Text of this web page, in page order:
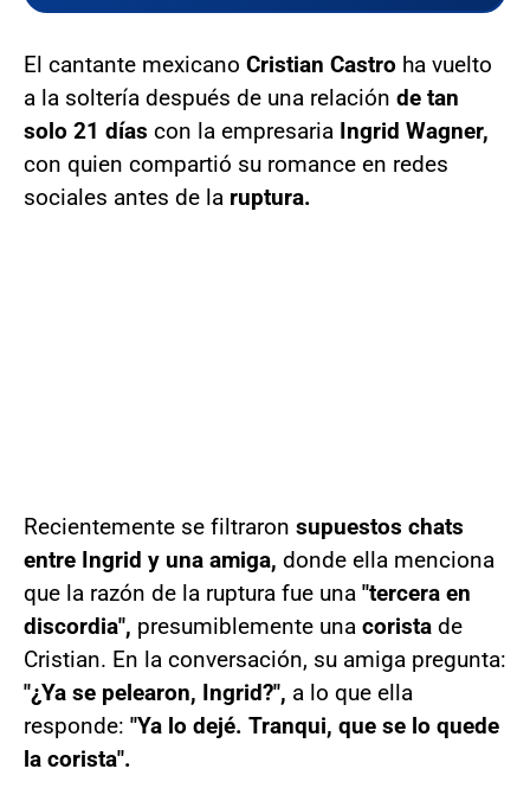
El cantante mexicano Cristian Castro ha vuelto
a la soltería después de una relación de tan
solo 21 días con la empresaria Ingrid Wagner,
con quien compartió su romance en redes
sociales antes de la ruptura.
Recientemente se filtraron supuestos chats
entre Ingrid y una amiga, donde ella menciona
que la razón de la ruptura fue una "tercera en
discordia", presumiblemente una corista de
Cristian. En la conversación, su amiga pregunta:
"¿Ya se pelearon, Ingrid?", a lo que ella
responde: "Ya lo dejé. Tranqui, que se lo quede
la corista".